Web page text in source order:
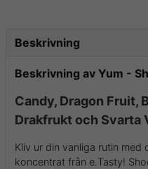
Beskrivning
Beskrivning av Yum -
Candy, Dragon Fruit,
Drakfrukt och Svarta
Kliv ur din vanliga rutin med
koncentrat från e.Tasty!